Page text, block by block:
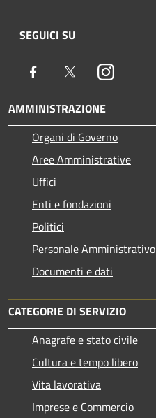
SEGUICI SU
Facebook TwitterInstagram
AMMINISTRAZIONE
Organi di Governo
Aree Amministrative
Uffici
Enti e fondazioni
Politici
Personale Amministrativo
Documenti e dati
CATEGORIE DI SERVIZIO
Anagrafe e stato civile
Cultura e tempo libero
Vita lavorativa
Imprese e Commercio